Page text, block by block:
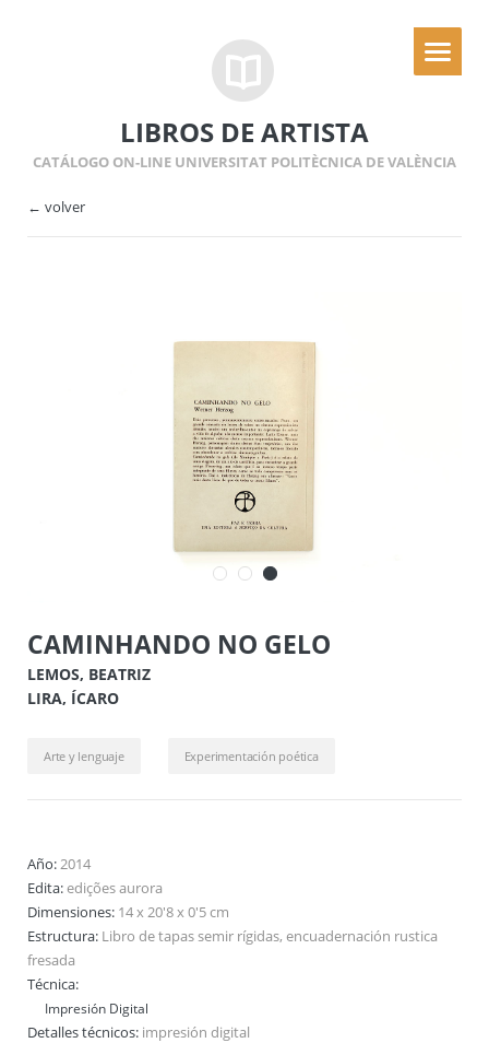
LIBROS DE ARTISTA
CATÁLOGO ON-LINE UNIVERSITAT POLITÈCNICA DE VALÈNCIA
← volver
CAMINHANDO NO GELO
LEMOS, BEATRIZ
LIRA, ÍCARO
Arte y lenguaje Experimentación poética
Año:2014
Edita:edições aurora
Dimensiones: 14 x 20'8 x 0'5 cm
Estructura: Libro de tapas semir rígidas, encuadernación rustica
fresada
Técnica:
Impresión Digital
Detalles técnicos: impresión digital